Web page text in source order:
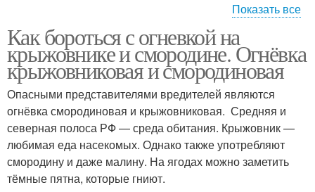
Борьба с огневкой Огневка на смородине
Огневка на черной
смородине
Препараты от огневки
Показать все
Как бороться с огневкой на
крыжовнике и смородине. Огнёвка
крыжовниковая и смородиновая
Опасными представителями вредителей являются
огнёвка смородиновая и крыжовниковая. Средняя и
северная полоса РФ — среда обитания. Крыжовник —
любимая еда насекомых. Однако также употребляют
смородину и даже малину. На ягодах можно заметить
тёмные пятна, которые гниют.